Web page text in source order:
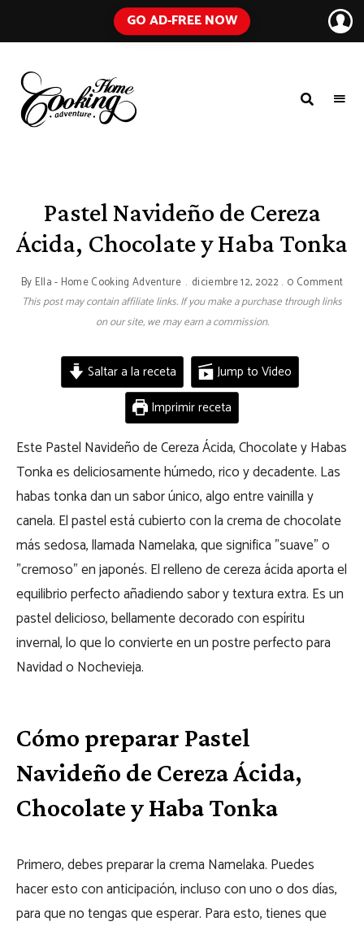
GO AD-FREE NOW
Everyday
IngredientsPastel Navideño de Cereza
Ácida, Chocolate y Haba Tonka
By Ella - Home Cooking Adventure diciembre 12, 2022 0 Comment
This post may contain affiliate links. If you make a purchase through links
on our site, we may earn a commission.
Saltar a la receta
Jump to Video
Imprimir receta
Este Pastel Navideño de Cereza Ácida, Chocolate y Habas
Tonka es deliciosamente húmedo, rico y decadente. Las
habas tonka dan un sabor único, algo entre vainilla y
canela. El pastel está cubierto con la crema de chocolate
más sedosa, llamada Namelaka, que significa ”suave” o
”cremoso” en japonés. El relleno de cereza ácida aporta el
equilibrio perfecto añadiendo sabor y textura extra. Es un
pastel delicioso, bellamente decorado con espíritu
invernal, lo que lo convierte en un postre perfecto para
Navidad o Nochevieja.
Cómo preparar Pastel
Navideño de Cereza Ácida,
Chocolate y Haba Tonka
Primero, debes preparar la crema Namelaka. Puedes
hacer esto con anticipación, incluso con uno o dos días,
para que no tengas que esperar. Para esto, tienes que